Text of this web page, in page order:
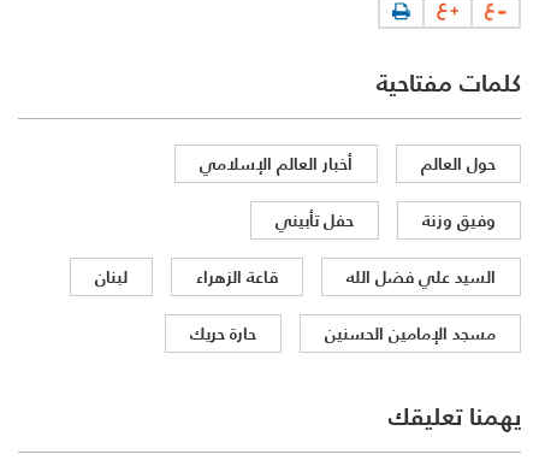
كلمات مفتاحية
حول العالم
أخبار العالم الإسلامي
وفيق وزنة
حفل تأبيني
السيد علي فضل الله
قاعة الزهراء
لبنان
مسجد الإمامين الحسنين
حارة حريك
يهمنا تعليقك